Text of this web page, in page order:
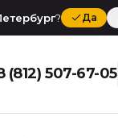
? Да
(812) 507-67-05